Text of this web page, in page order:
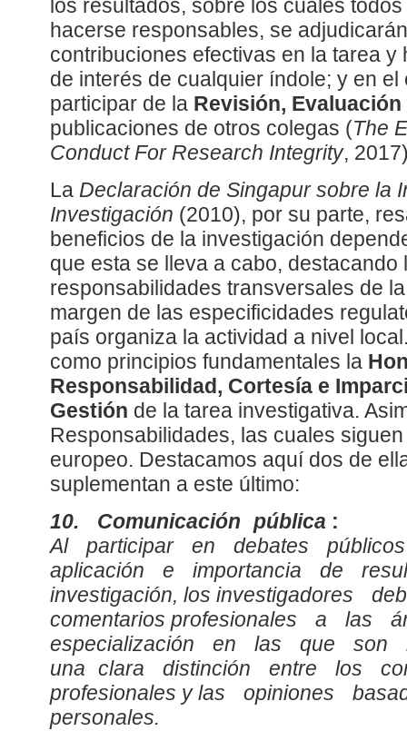
los resultados, sobre los cuales
hacerse responsables, se
contribuciones efectivas en la tarea
de interés de cualquier índole; y en el
participar de la Revisión,
publicaciones de otros colegas (The
Conduct For Research Integrity,
La Declaración de Singapur sobre la
Investigación (2010), por su parte,
beneficios de la investigación
que esta se lleva a cabo, destacando
responsabilidades transversales de
margen de las especificidades
país organiza la actividad a nivel
como principios fundamentales la
Responsabilidad, Cortesía e
Gestión de la tarea investigativa.
Responsabilidades, las cuales
europeo. Destacamos aquí dos de
suplementan a este último:
10. Comunicación pública :
Al participar en debates
aplicación e importancia de
investigación, los investigadores
comentarios profesionales a las
especialización en las que
una clara distinción entre los
profesionales y las opiniones
personales.